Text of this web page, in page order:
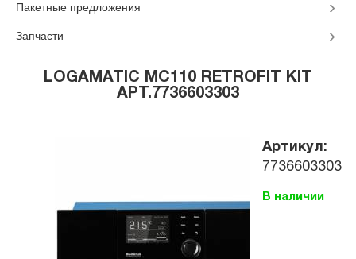
LOGAMATIC MC110 RETROFIT KIT
АРТ.7736603303
Артикул:
7736603303
В наличии
Пакетные предложения
Запчасти